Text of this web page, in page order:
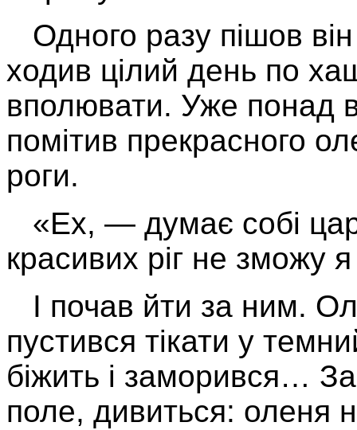
Одного разу пішов
ходив цілий день по
вполювати. Уже понад
помітив прекрасного
роги.
«Ех, — думає собі
красивих ріг не зможу
І почав йти за ним.
пустився тікати у
біжить і заморився…
поле, дивиться: оленя